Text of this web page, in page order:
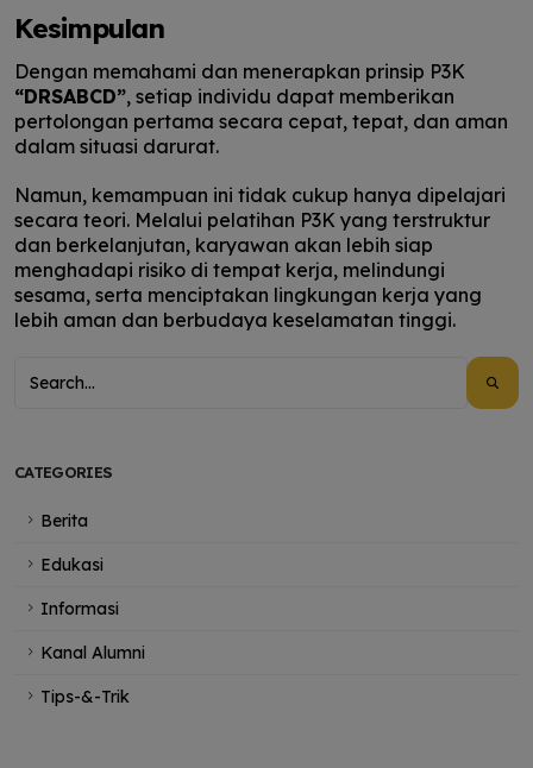
Kesimpulan
Dengan memahami dan menerapkan prinsip P3K
“DRSABCD”, setiap individu dapat memberikan
pertolongan pertama secara cepat, tepat, dan aman
dalam situasi darurat.
Namun, kemampuan ini tidak cukup hanya dipelajari
secara teori. Melalui pelatihan P3K yang terstruktur
dan berkelanjutan, karyawan akan lebih siap
menghadapi risiko di tempat kerja, melindungi
sesama, serta menciptakan lingkungan kerja yang
lebih aman dan berbudaya keselamatan tinggi.
CATEGORIES
Berita
Edukasi
Informasi
Kanal Alumni
Tips-&-Trik